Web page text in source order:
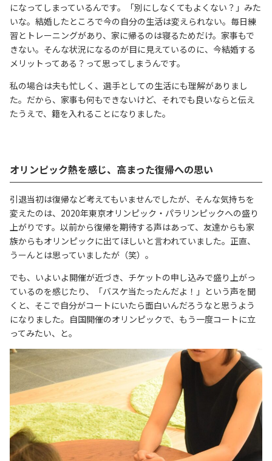
になってしまっているんです。「別にしなくてもよくない？」みた
いな。結婚したところで今の自分の生活は変えられない。毎日練
習とトレーニングがあり、家に帰るのは寝るためだけ。家事もで
きない。そんな状況になるのが目に見えているのに、今結婚する
メリットってある？って思ってしまうんです。
私の場合は夫も忙しく、選手としての生活にも理解がありまし
た。だから、家事も何もできないけど、それでも良いならと伝え
たうえで、籍を入れることになりました。
オリンピック熱を感じ、高まった復帰への思い
引退当初は復帰など考えてもいませんでしたが、そんな気持ちを
変えたのは、2020年東京オリンピック・パラリンピックへの盛り
上がりです。以前から復帰を期待する声はあって、友達からも家
族からもオリンピックに出てほしいと言われていました。正直、
うーんとは思っていましたが（笑）。
でも、いよいよ開催が近づき、チケットの申し込みで盛り上がっ
ているのを感じたり、「バスケ当たったんだよ！」という声を聞
くと、そこで自分がコートにいたら面白いんだろうなと思うよう
になりました。自国開催のオリンピックで、もう一度コートに立
ってみたい、と。